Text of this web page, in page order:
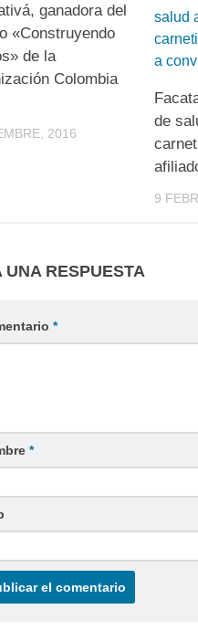
ganadora del
«Construyendo
de la
Colombia
2016
de
9
UNA RESPUESTA
*
*